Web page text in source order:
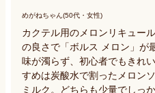
めがねちゃん(50代・女性)
カクテル用のメロンリキュー
の良さで「ボルス メロン」が
味が濁らず、初心者でもきれ
すめは炭酸水で割ったメロン
ミルク。どちらも少量でしっ